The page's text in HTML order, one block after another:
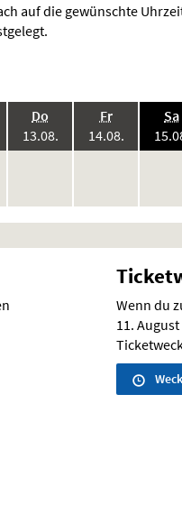
auf die gewünschte
Do
13.08.2026:
Fr.,
14.08.2026:
Sa.,
Wenn du
11.